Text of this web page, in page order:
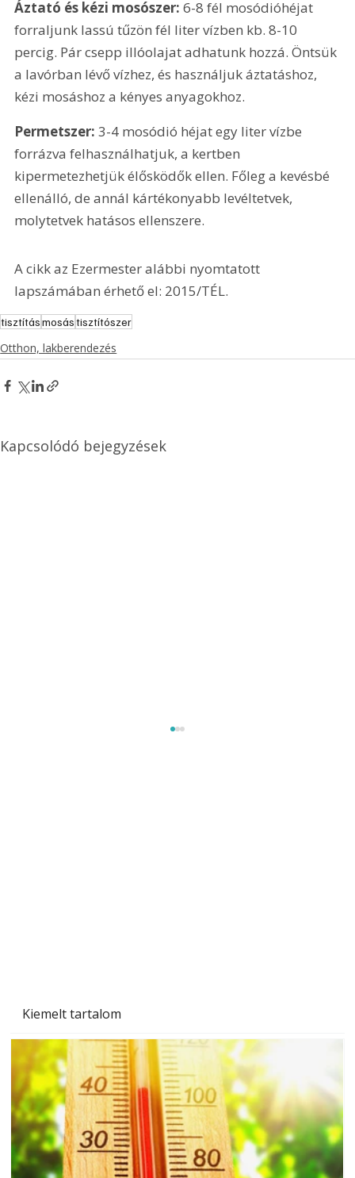
Kiemelt tartalom
Áztató és kézi mosószer: 6-8 fél mosódióhéjat
forraljunk lassú tűzön fél liter vízben kb. 8-10
percig. Pár csepp illóolajat adhatunk hozzá. Öntsük
a lavórban lévő vízhez, és használjuk áztatáshoz,
kézi mosáshoz a kényes anyagokhoz.
Permetszer: 3-4 mosódió héjat egy liter vízbe
forrázva felhasználhatjuk, a kertben
kipermetezhetjük élősködők ellen. Főleg a kevésbé
ellenálló, de annál kártékonyabb levéltetvek,
molytetvek hatásos ellenszere.
A cikk az Ezermester alábbi nyomtatott
lapszámában érhető el: 2015/TÉL.
tisztításmosástisztítószer
Otthon, lakberendezés
Kapcsolódó bejegyzések